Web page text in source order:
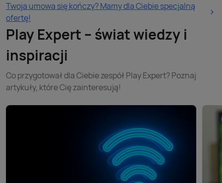
Twoja umowa się kończy? Mamy dla Ciebie specjalną
ofertę!
Play Expert – świat wiedzy i
inspiracji
Co przygotował dla Ciebie zespół Play Expert? Poznaj
artykuły, które Cię zainteresują!